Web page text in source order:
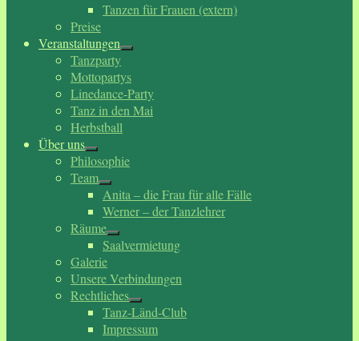
Tanzen für Frauen (extern)
Preise
Veranstaltungen
Tanzparty
Mottopartys
Linedance-Party
Tanz in den Mai
Herbstball
Über uns
Philosophie
Team
Anita – die Frau für alle Fälle
Werner – der Tanzlehrer
Räume
Saalvermietung
Galerie
Unsere Verbindungen
Rechtliches
Tanz-Länd-Club
Impressum